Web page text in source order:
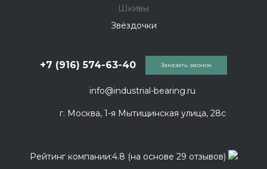
Шкивы
Звёздочки
info@industrial-bearing.ru
+7 (916) 574-63-40
г. Москва, 1-я Мытищинская улица, 28с
Заказать звонок
Рейтинг компании:4.8 (на основе 29 отзывов)